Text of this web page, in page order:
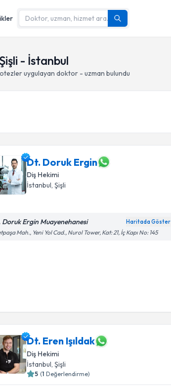
- İstanbul
uygulayan doktor - uzman bulundu
Dt. Doruk Ergin
Diş Hekimi
İstanbul, Şişli
Doruk Ergin Muayenehanesi Haritada Göster
Mah., Yeni Yol Cad., Nurol Tower, Kat: 21, İç Kapı No: 145
Dt. Eren Işıldak
Diş Hekimi
İstanbul , Şişli
5 (1 Değerlendirme)